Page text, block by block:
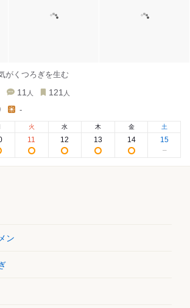
がくつろぎを生む
11 人 121 人
-
火
11
水
12
木
13
金
14
土
15
ン